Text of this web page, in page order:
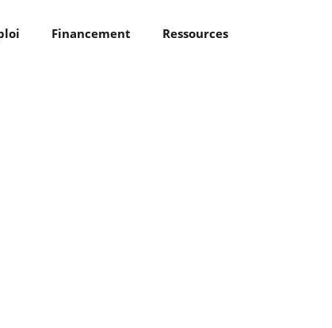
Financement Ressources